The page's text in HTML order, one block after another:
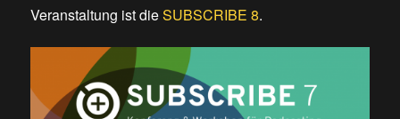
Veranstaltung ist dieSUBSCRIBE 8.